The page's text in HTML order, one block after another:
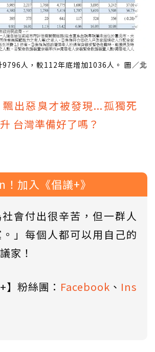
9796人，較112年底增加1036人。 圖／北
飄出惡臭才被發現...孤獨死
台灣準備好了嗎？
加入《倡議+》
社會付出很辛苦，但一群人
」每個人都可以用自己的
家！
】粉絲團： Facebook 、 Ins